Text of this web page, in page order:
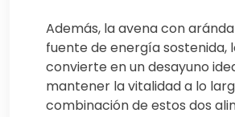
Además, la avena con
fuente de energía sostenida,
convierte en un desayuno
mantener la vitalidad a lo
combinación de estos dos